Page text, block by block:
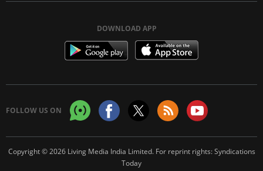
DOWNLOAD APP
FOLLOW US ON
Copyright © 2026 Living Media India Limited. For reprint rights:Syndications
Today